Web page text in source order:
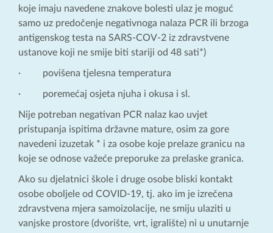
koje imaju navedene znakove bolesti ulaz je moguć
samo uz predočenje negativnoga nalaza PCR ili brzoga
antigenskog testa na SARS-COV-2 iz zdravstvene
ustanove koji ne smije biti stariji od 48 sati*)
· povišena tjelesna temperatura
· poremećaj osjeta njuha i okusa i sl.
Nije potreban negativan PCR nalaz kao uvjet
pristupanja ispitima državne mature, osim za gore
navedeni izuzetak * i za osobe koje prelaze granicu na
koje se odnose važeće preporuke za prelaske granica.
Ako su djelatnici škole i druge osobe bliski kontakt
osobe oboljele od COVID-19, tj. ako im je izrečena
zdravstvena mjera samoizolacije, ne smiju ulaziti u
vanjske prostore (dvorište, vrt, igralište) ni u unutarnje